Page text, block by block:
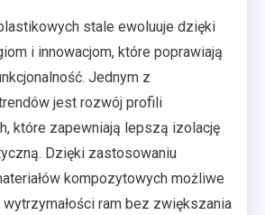
stale ewoluuje dzięki
i innowacjom, które poprawiają
Jednym z
jest rozwój profili
które zapewniają lepszą izolację
Dzięki zastosowaniu
kompozytowych możliwe
ram bez zwiększania